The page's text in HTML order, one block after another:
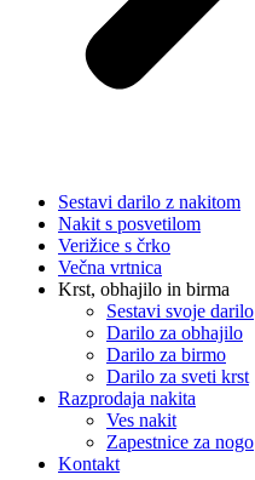
Sestavi darilo z nakitom
Nakit s posvetilom
Verižice s črko
Večna vrtnica
Krst, obhajilo in birma
Sestavi svoje darilo
Darilo za obhajilo
Darilo za birmo
Darilo za sveti krst
Razprodaja nakita
Ves nakit
Zapestnice za nogo
Kontakt